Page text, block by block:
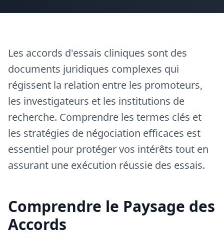
Les accords d'essais cliniques sont des
documents juridiques complexes qui
régissent la relation entre les promoteurs,
les investigateurs et les institutions de
recherche. Comprendre les termes clés et
les stratégies de négociation efficaces est
essentiel pour protéger vos intérêts tout en
assurant une exécution réussie des essais.
Comprendre le Paysage des
Accords